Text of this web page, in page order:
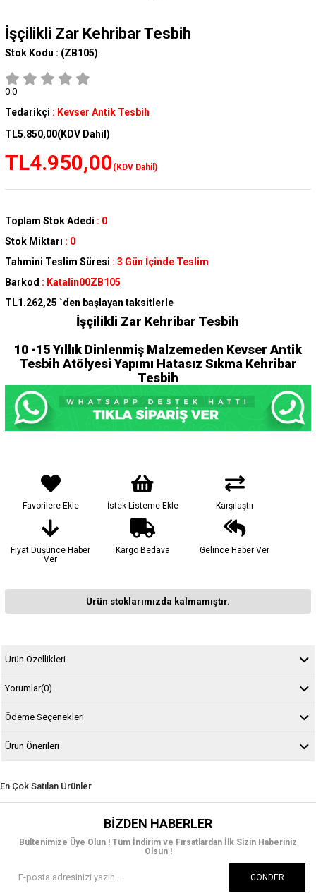
İşçilikli Zar Kehribar Tesbih
Stok Kodu : (ZB105)
0.0
Tedarikçi : Kevser Antik Tesbih
TL5.850,00(KDV Dahil)
TL4.950,00(KDV Dahil)
Toplam Stok Adedi : 0
Stok Miktarı : 0
Tahmini Teslim Süresi : 3 Gün İçinde Teslim
Barkod : Katalin00ZB105
TL1.262,25 `den başlayan taksitlerle
İşçilikli Zar Kehribar Tesbih
10 -15 Yıllık Dinlenmiş Malzemeden Kevser Antik
Tesbih Atölyesi Yapımı Hatasız Sıkma Kehribar
Tesbih
Favorilere Ekle İstek Listeme Ekle Karşılaştır
Fiyat Düşünce Haber
Ver
Kargo Bedava Gelince Haber Ver
Ürün stoklarımızda kalmamıştır.
Ürün Özellikleri
Yorumlar(0)
Ödeme Seçenekleri
Ürün Önerileri
En Çok Satılan Ürünler
BIZDEN HABERLER
Bültenimize Üye Olun ! Tüm İndirim ve Fırsatlardan İlk Sizin Haberiniz
Olsun !
GÖNDER